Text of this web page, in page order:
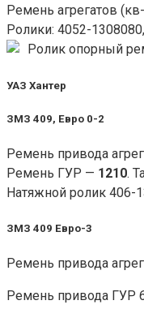
Ремень агрегатов
Ролики: 4052-
Ролик опорный
УАЗ Хантер
ЗМЗ 409, Евро 0-2
Ремень привода
Ремень ГУР — 1210.
Натяжной ролик 406-
ЗМЗ 409 Евро-3
Ремень привода
Ремень привода ГУР